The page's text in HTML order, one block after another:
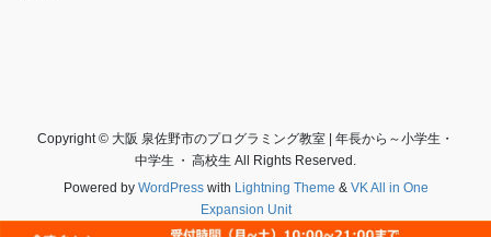
Copyright © 大阪 泉佐野市のプログラミング教室 | 年長から～小学生・
中学生 ・ 高校生 All Rights Reserved.
Powered by WordPresswith Lightning Theme & VK All in One
Expansion Unit